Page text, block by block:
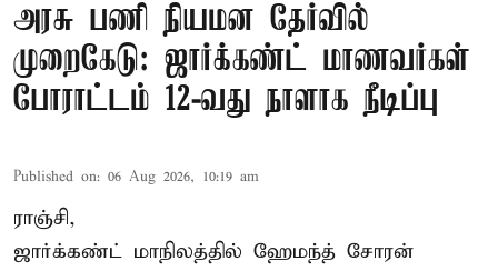
அரசு பணி நியமன தேர்வில்
முறைகேடு: ஜார்க்கண்ட் மாணவர்கள்
போராட்டம் 12-வது நாளாக நீடிப்பு
Published on: 06 Aug 2026, 10:19 am
ராஞ்சி,
ஜார்க்கண்ட் மாநிலத்தில் ஹேமந்த் சோரன்